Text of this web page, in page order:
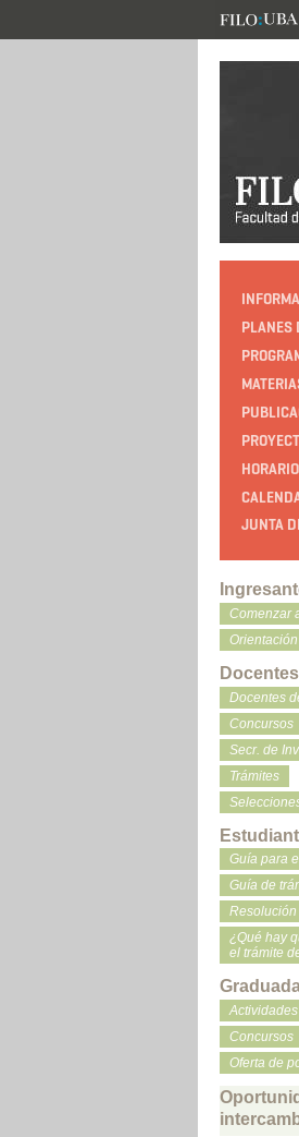
HTTP://
PLANES
JUNTA
Comenzar
Orientación
Docentes
Docentes
Concursos
Secr. de
Trámites
Guía para
Guía de
¿Qué hay
el trámite
Concursos
Oferta de